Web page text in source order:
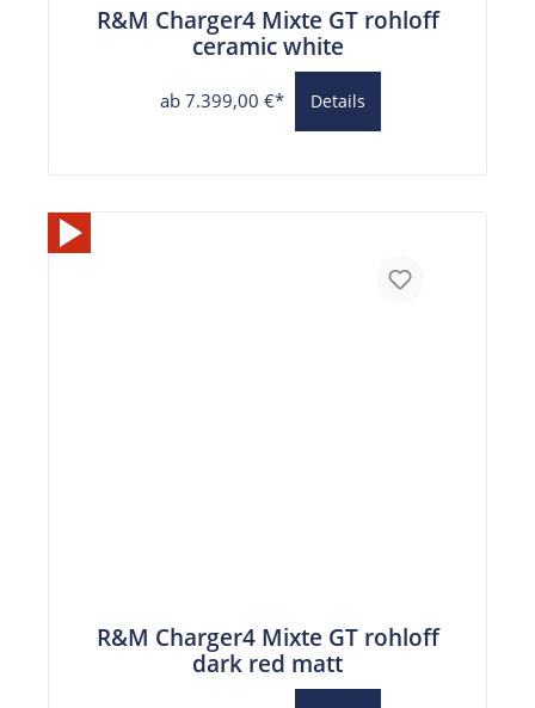
R&M Charger4 Mixte GT rohloff
ceramic white
ab 7.399,00 €* Details
R&M Charger4 Mixte GT rohloff
dark red matt